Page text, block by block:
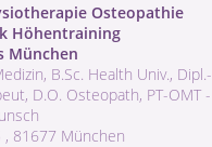
Osteopathie
Höhentraining
München
B.Sc. Health Univ., Dipl.-
D.O. Osteopath, PT-OMT -
, 81677 München